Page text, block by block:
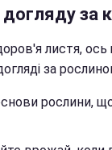
за
листя, ось
за
рослини,